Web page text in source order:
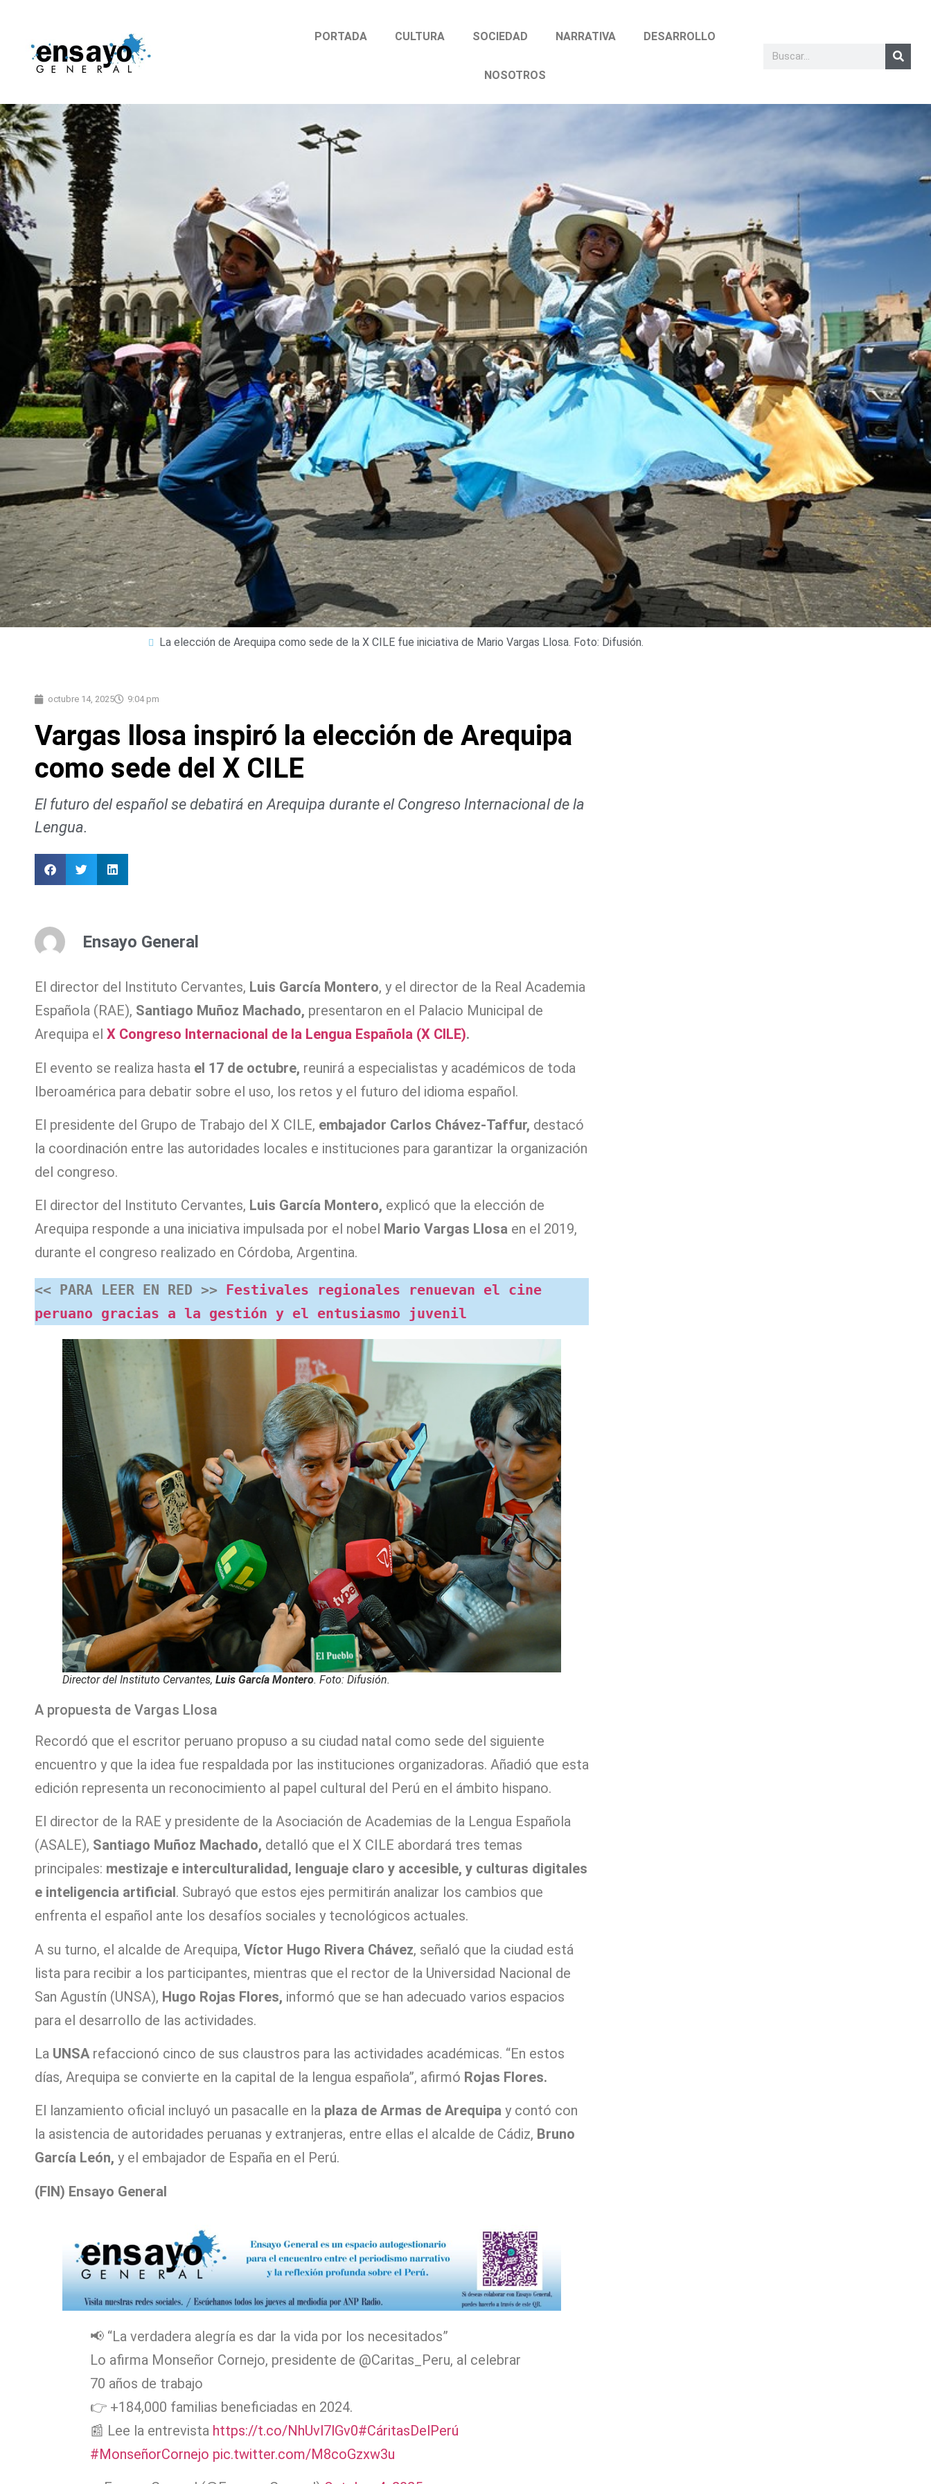
PORTADA CULTURA SOCIEDAD NARRATIVA DESARROLLO
NOSOTROS
La elección de Arequipa como sede de la X CILE fue iniciativa de Mario Vargas Llosa. Foto: Difusión.
octubre 14, 2025 9:04 pm
Vargas llosa inspiró la elección de Arequipa
como sede del X CILE
El futuro del español se debatirá en Arequipa durante el Congreso Internacional de la
Lengua.
Ensayo General
El director del Instituto Cervantes, Luis García Montero, y el director de la Real Academia
Española (RAE), Santiago Muñoz Machado, presentaron en el Palacio Municipal de
Arequipa el X Congreso Internacional de la Lengua Española (X CILE).
El evento se realiza hasta el 17 de octubre, reunirá a especialistas y académicos de toda
Iberoamérica para debatir sobre el uso, los retos y el futuro del idioma español.
El presidente del Grupo de Trabajo del X CILE, embajador Carlos Chávez-Taffur, destacó
la coordinación entre las autoridades locales e instituciones para garantizar la organización
del congreso.
El director del Instituto Cervantes, Luis García Montero, explicó que la elección de
Arequipa responde a una iniciativa impulsada por el nobel Mario Vargas Llosa en el 2019,
durante el congreso realizado en Córdoba, Argentina.
<< PARA LEER EN RED >> Festivales regionales renuevan el cine
peruano gracias a la gestión y el entusiasmo juvenil
Director del Instituto Cervantes, Luis García Montero. Foto: Difusión.
A propuesta de Vargas Llosa
Recordó que el escritor peruano propuso a su ciudad natal como sede del siguiente
encuentro y que la idea fue respaldada por las instituciones organizadoras. Añadió que esta
edición representa un reconocimiento al papel cultural del Perú en el ámbito hispano.
El director de la RAE y presidente de la Asociación de Academias de la Lengua Española
(ASALE), Santiago Muñoz Machado, detalló que el X CILE abordará tres temas
principales: mestizaje e interculturalidad, lenguaje claro y accesible, y culturas digitales
e inteligencia artificial. Subrayó que estos ejes permitirán analizar los cambios que
enfrenta el español ante los desafíos sociales y tecnológicos actuales.
A su turno, el alcalde de Arequipa, Víctor Hugo Rivera Chávez, señaló que la ciudad está
lista para recibir a los participantes, mientras que el rector de la Universidad Nacional de
San Agustín (UNSA), Hugo Rojas Flores, informó que se han adecuado varios espacios
para el desarrollo de las actividades.
La UNSArefaccionó cinco de sus claustros para las actividades académicas. “En estos
días, Arequipa se convierte en la capital de la lengua española”, afirmó Rojas Flores.
El lanzamiento oficial incluyó un pasacalle en la plaza de Armas de Arequipa y contó con
la asistencia de autoridades peruanas y extranjeras, entre ellas el alcalde de Cádiz, Bruno
García León, y el embajador de España en el Perú.
(FIN) Ensayo General
📢 “La verdadera alegría es dar la vida por los necesitados”
Lo afirma Monseñor Cornejo, presidente de @Caritas_Peru, al celebrar
70 años de trabajo
👉 +184,000 familias beneficiadas en 2024.
📰 Lee la entrevista https://t.co/NhUvl7lGv0#CáritasDelPerú
#MonseñorCornejo pic.twitter.com/M8coGzxw3u